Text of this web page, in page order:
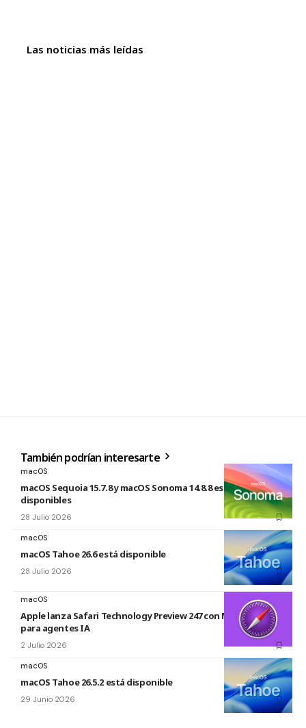
Las noticias más leídas
También podrían interesarte
macOS
macOS Sequoia 15.7.8 y macOS Sonoma 14.8.8 están
disponibles
28 Julio 2026
macOS
macOS Tahoe 26.6 está disponible
28 Julio 2026
macOS
Apple lanza Safari Technology Preview 247 con MCP Server
para agentes IA
2 Julio 2026
macOS
macOS Tahoe 26.5.2 está disponible
29 Junio 2026